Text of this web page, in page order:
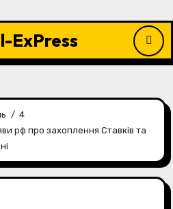
ExPress
4
рф про захоплення Ставків та